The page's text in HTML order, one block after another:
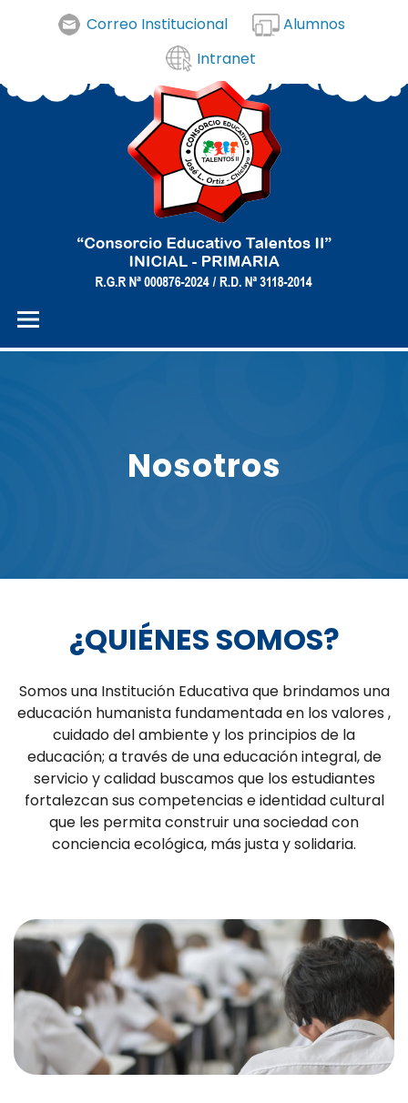
Correo Institucional
Alumnos
Intranet
Nosotros
¿QUIÉNES SOMOS?
Somos una Institución Educativa que brindamos una
educación humanista fundamentada en los valores ,
cuidado del ambiente y los principios de la
educación; a través de una educación integral, de
servicio y calidad buscamos que los estudiantes
fortalezcan sus competencias e identidad cultural
que les permita construir una sociedad con
conciencia ecológica, más justa y solidaria.